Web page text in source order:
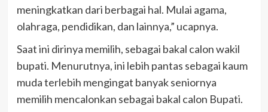
meningkatkan dari berbagai hal. Mulai agama,
olahraga, pendidikan, dan lainnya,” ucapnya.
Saat ini dirinya memilih, sebagai bakal calon wakil
bupati. Menurutnya, ini lebih pantas sebagai kaum
muda terlebih mengingat banyak seniornya
memilih mencalonkan sebagai bakal calon Bupati.